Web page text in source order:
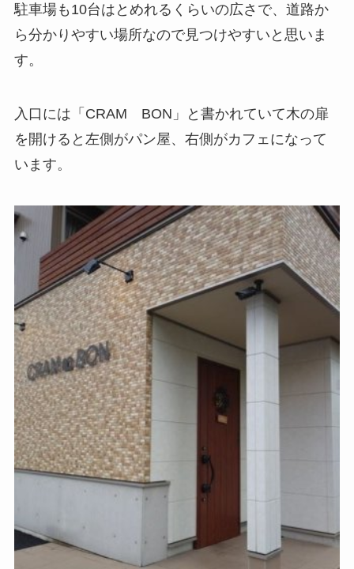
駐車場も10台はとめれるくらいの広さで、道路か
ら分かりやすい場所なので見つけやすいと思いま
す。
入口には「CRAM BON」と書かれていて木の扉
を開けると左側がパン屋、右側がカフェになって
います。